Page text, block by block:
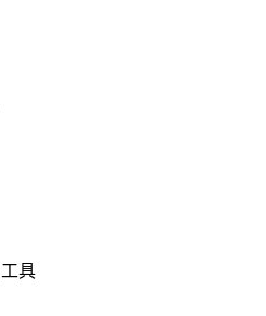
具